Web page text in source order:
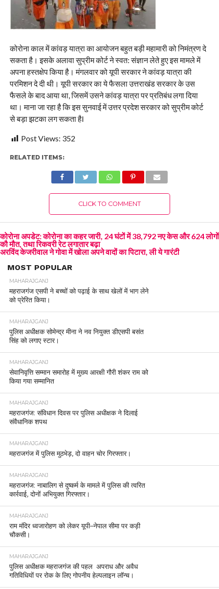
कोरोना काल में कांवड़ यात्रा का आयोजन बहुत बड़ी महामारी को निमंत्रण दे
सकता है। इसके अलावा सुप्रीम कोर्ट ने स्वत: संज्ञान लेते हुए इस मामले में
अपना हस्तक्षेप किया है। मंगलवार को यूपी सरकार ने कांवड़ यात्रा की
परमिशन दे दी थी। यूपी सरकार का ये फैसला उत्तराखंड सरकार के उस
फैसले के बाद आया था, जिसमें उसने कांवड़ यात्रा पर प्रतिबंध लगा दिया
था। माना जा रहा है कि इस सुनवाई में उत्तर प्रदेश सरकार को सुप्रीम कोर्ट
से बड़ा झटका लग सकता हैl
Post Views: 352
RELATED ITEMS:
CLICK TO COMMENT
कोरोना अपडेट: कोरोना का कहर जारी, 24 घंटों में 38,792 नए केस और 624 लोगों
कौ मौत, तथा रिकवरी रेट लगातार बढ़ा
अरविंद केजरीवाल ने गोवा में खोला अपने वादों का पिटारा, ली ये गारंटी
MOST POPULAR
MAHARAJGANJ
महराजगंज एसपी ने बच्चों को पढ़ाई के साथ खेलों में भाग लेने
को प्रेरित किया।
MAHARAJGANJ
पुलिस अधीक्षक सोमेन्द्र मीना ने नव नियुक्त डीएसपी बसंत
सिंह को लगाए स्टार।
MAHARAJGANJ
सेवानिवृत्ति सम्मान समारोह में मुख्य आरक्षी गौरी शंकर राम को
किया गया सम्मानित
MAHARAJGANJ
महराजगंज: संविधान दिवस पर पुलिस अधीक्षक ने दिलाई
संवैधानिक शपथ
MAHARAJGANJ
महराजगंज में पुलिस मुठभेड़, दो वाहन चोर गिरफ्तार।
MAHARAJGANJ
महराजगंज: नाबालिग से दुष्कर्म के मामले में पुलिस की त्वरित
कार्रवाई, दोनों अभियुक्त गिरफ्तार।
MAHARAJGANJ
राम मंदिर ध्वजारोहण को लेकर यूपी–नेपाल सीमा पर कड़ी
चौकसी।
MAHARAJGANJ
पुलिस अधीक्षक महराजगंज की पहल अपराध और अवैध
गतिविधियों पर रोक के लिए गोपनीय हेल्पलाइन लॉन्च।